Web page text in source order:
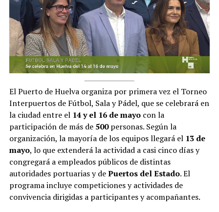
El Puerto de Huelva organiza por primera vez el Torneo
Interpuertos de Fútbol, Sala y Pádel, que se celebrará en
la ciudad entre el 14 y el 16 de mayocon la
participación de más de 500personas. Según la
organización, la mayoría de los equipos llegará el 13 de
mayo, lo que extenderá la actividad a casi cinco días y
congregará a empleados públicos de distintas
autoridades portuarias y dePuertos del Estado. El
programa incluye competiciones y actividades de
convivencia dirigidas a participantes y acompañantes.